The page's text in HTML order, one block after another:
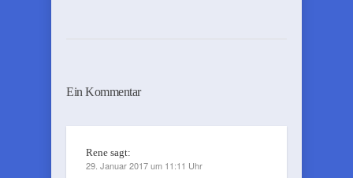
Ein Kommentar
Rene sagt:
29. Januar 2017 um 11:11 Uhr